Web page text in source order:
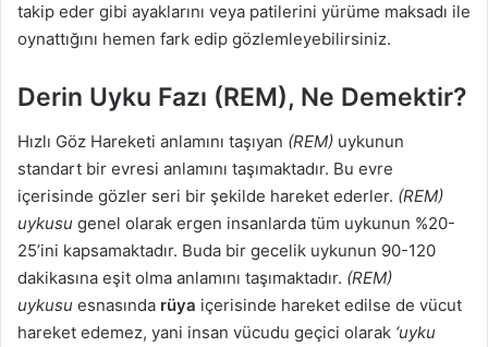
takip eder gibi ayaklarını veya patilerini yürüme maksadı ile
oynattığını hemen fark edip gözlemleyebilirsiniz.
Derin Uyku Fazı (REM), Ne Demektir?
Hızlı Göz Hareketi anlamını taşıyan (REM) uykunun
standart bir evresi anlamını taşımaktadır. Bu evre
içerisinde gözler seri bir şekilde hareket ederler. (REM)
uykusu genel olarak ergen insanlarda tüm uykunun %20-
25’ini kapsamaktadır. Buda bir gecelik uykunun 90-120
dakikasına eşit olma anlamını taşımaktadır. (REM)
uykusu esnasında rüya içerisinde hareket edilse de vücut
hareket edemez, yani insan vücudu geçici olarak ‘uyku